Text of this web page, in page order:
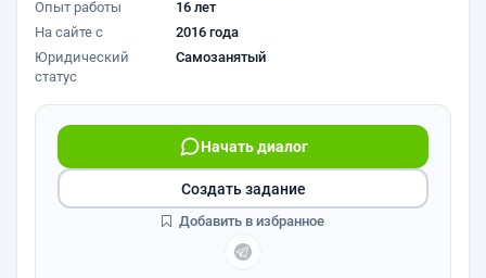
Опыт работы
16 лет
На сайте с
2016 года
Юридический
статус
Самозанятый
Начать диалог
Создать задание
Добавить в избранное